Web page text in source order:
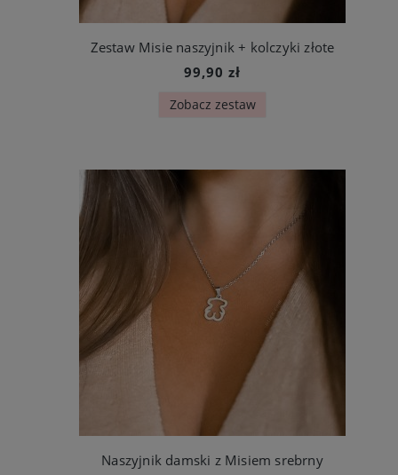
Zestaw Misie naszyjnik + kolczyki złote
99,90 zł
Zobacz zestaw
Naszyjnik damski z Misiem srebrny